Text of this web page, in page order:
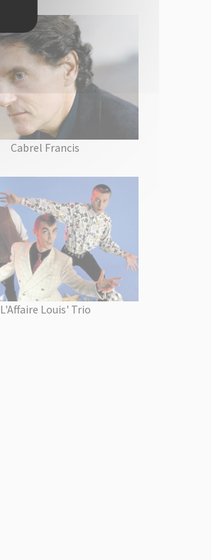
Cabrel Francis
L'Affaire Louis' Trio